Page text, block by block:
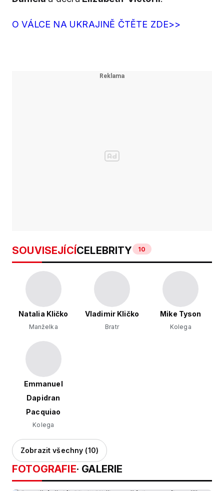
O VÁLCE NA UKRAJINĚ ČTĚTE ZDE>>
SOUVISEJÍCÍCELEBRITY 10
Natalia Kličko
Manželka
Vladimir Kličko
Bratr
Mike Tyson
Kolega
Emmanuel
Dapidran
Pacquiao
Kolega
Zobrazit všechny (10)
FOTOGRAFIE· GALERIE